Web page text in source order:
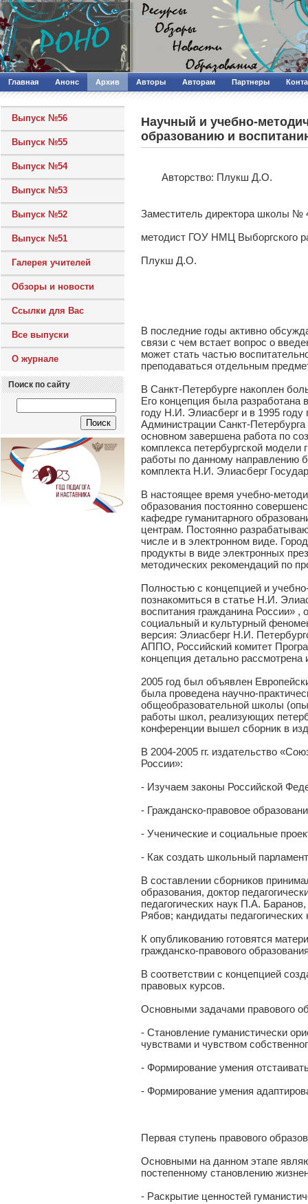
Главная Анонс Архив Авторы Авторам Партнеры
Выпуск №56
Выпуск №55
Выпуск №54
Выпуск №53
Выпуск №52
Выпуск №51
Галерея учителей
Обзоры и новости
Ссылки для Вас
Все выпуски
О журнале
Поиск по сайту
Научный и учебно-
образованию и
Авторcтво: Плукш Д.О.
Заместитель директора школы №
методист ГОУ НМЦ Выборгского
Плукш Д.О.
В последние годы активно
связи с чем встает вопрос о
может стать частью
преподаваться отдельным
В Санкт-Петербурге накоплен
Его концепция была разработана
году Н.И. Элиасберг и в 1995
Администрации Санкт-
основном завершена работа по
комплекса петербургской модели
работы по данному направлению
комплекта Н.И. Элиасберг
В настоящее время учебно-
образования постоянно
кафедре гуманитарного
центрам. Постоянно
числе и в электронном виде.
продукты в виде электронных
методических рекомендаций по
Полностью с концепцией и
познакомиться в статье Н.И.
воспитания гражданина России» ,
социальный и культурный
версия: Элиасберг Н.И.
АППО, Российский комитет
концепция детально
2005 год был объявлен
была проведена научно-
общеобразовательной школы
работы школ, реализующих
конференции вышел сборник в
В 2004-2005 гг. издательство
России»:
- Изучаем законы Российской
- Гражданско-правовое
- Ученические и социальные
- Как создать школьный
В составлении сборников
образования, доктор
педагогических наук П.А.
Рябов; кандидаты
К опубликованию готовятся
гражданско-правового
В соответствии с концепцией
правовых курсов.
Основными задачами правового
- Становление гуманистически
чувствами и чувством
- Формирование умения
- Формирование умения
Первая ступень правового
Основными на данном этапе
постепенному становлению
- Раскрытие ценностей